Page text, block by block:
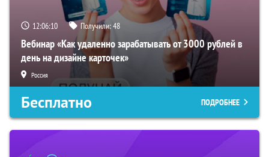
12:06:09 Получили:48
Вебинар «Как удаленно зарабатывать от 3000 рублей в
день на дизайне карточек»
Россия
Бесплатно ПОДРОБНЕЕ